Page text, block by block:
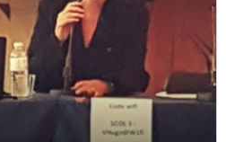
échanges informatisés entre
de la fabrication de livres.